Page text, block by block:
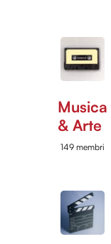
Musica
& Arte
149 membri